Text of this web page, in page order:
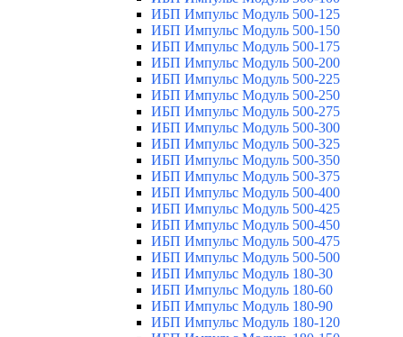
ИБП Импульс Модуль 500-125
ИБП Импульс Модуль 500-150
ИБП Импульс Модуль 500-175
ИБП Импульс Модуль 500-200
ИБП Импульс Модуль 500-225
ИБП Импульс Модуль 500-250
ИБП Импульс Модуль 500-275
ИБП Импульс Модуль 500-300
ИБП Импульс Модуль 500-325
ИБП Импульс Модуль 500-350
ИБП Импульс Модуль 500-375
ИБП Импульс Модуль 500-400
ИБП Импульс Модуль 500-425
ИБП Импульс Модуль 500-450
ИБП Импульс Модуль 500-475
ИБП Импульс Модуль 500-500
ИБП Импульс Модуль 180-30
ИБП Импульс Модуль 180-60
ИБП Импульс Модуль 180-90
ИБП Импульс Модуль 180-120